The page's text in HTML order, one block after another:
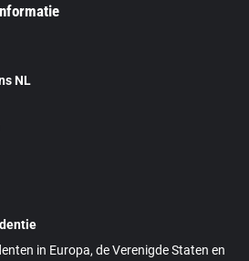
NL
in Europa, de Verenigde Staten en